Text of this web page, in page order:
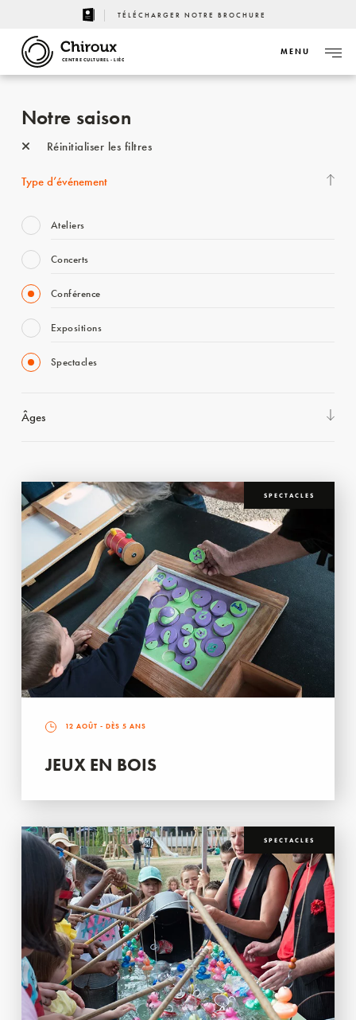
TÉLÉCHARGER NOTRE BROCHURE
CENTRE CULTUREL - LIÈGE
MENU
Notre saison
Réinitialiser les filtres
Type d’événement
Ateliers
Concerts
Conférence
Expositions
Spectacles
Âges
SPECTACLES
12 AOÛT - DÈS 5 ANS
JEUX EN BOIS
SPECTACLES